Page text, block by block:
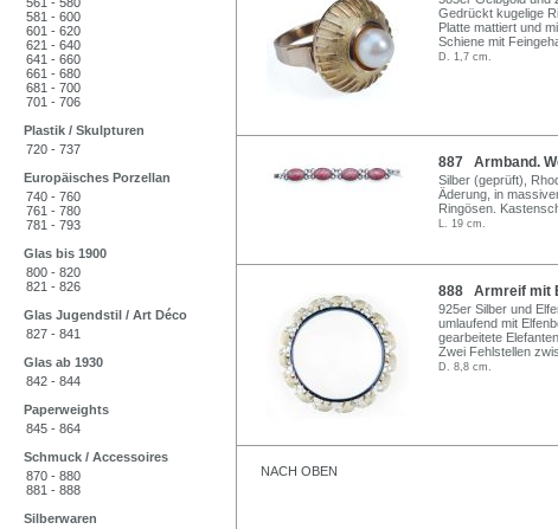
581 - 600
601 - 620
621 - 640
641 - 660
661 - 680
681 - 700
701 - 706
Plastik / Skulpturen
720 - 737
Europäisches Porzellan
740 - 760
761 - 780
781 - 793
Glas bis 1900
800 - 820
821 - 826
Glas Jugendstil / Art Déco
827 - 841
Glas ab 1930
842 - 844
Paperweights
845 - 864
Schmuck / Accessoires
870 - 880
881 - 888
Silberwaren
Gedrückt kugelige
Platte mattiert und
Schiene mit
D. 1,7 cm.
887 Armband.
Silber (geprüft),
Äderung, in
Ringösen.
L. 19 cm.
888 Armreif mit
925er Silber und
umlaufend mit
gearbeitete
Zwei Fehlstellen
D. 8,8 cm.
NACH OBEN